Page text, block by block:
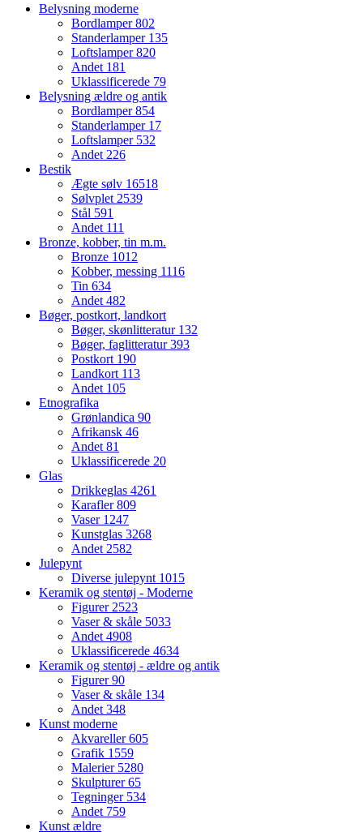
Belysning moderne
Bordlamper802
Standerlamper 135
Loftslamper820
Andet 181
Uklassificerede 79
Belysning ældre og antik
Bordlamper854
Standerlamper 17
Loftslamper 532
Andet 226
Bestik
Ægte sølv 16518
Sølvplet 2539
Stål 591
Andet 111
Bronze, kobber, tin m.m.
Bronze 1012
Kobber, messing 1116
Tin 634
Andet 482
Bøger, postkort, landkort
Bøger, skønlitteratur 132
Bøger, faglitteratur393
Postkort 190
Landkort 113
Andet 105
Etnografika
Grønlandica 90
Afrikansk 46
Andet 81
Uklassificerede 20
Glas
Drikkeglas 4261
Karafler809
Vaser 1247
Kunstglas 3268
Andet 2582
Julepynt
Diverse julepynt 1015
Keramik og stentøj - Moderne
Figurer 2523
Vaser & skåle 5033
Andet 4908
Uklassificerede 4634
Keramik og stentøj - ældre og antik
Figurer90
Vaser & skåle 134
Andet 348
Kunst moderne
Akvareller605
Grafik 1559
Malerier 5280
Skulpturer65
Tegninger 534
Andet 759
Kunst ældre